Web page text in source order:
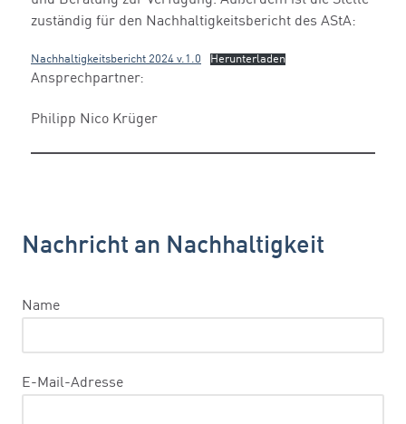
zuständig für den Nachhaltigkeitsbericht des AStA:
Nachhaltigkeitsbericht 2024 v.1.0 Herunterladen
Ansprechpartner:
Philipp Nico Krüger
Nachricht an Nachhaltigkeit
Name
E-Mail-Adresse